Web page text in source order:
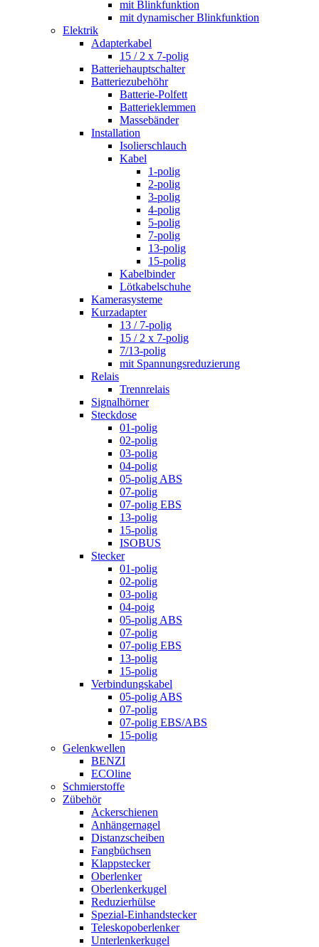
mit Blinkfunktion
mit dynamischer Blinkfunktion
Elektrik
Adapterkabel
15 / 2 x 7-polig
Batteriehauptschalter
Batteriezubehöhr
Batterie-Polfett
Batterieklemmen
Massebänder
Installation
Isolierschlauch
Kabel
1-polig
2-polig
3-polig
4-polig
5-polig
7-polig
13-polig
15-polig
Kabelbinder
Lötkabelschuhe
Kamerasysteme
Kurzadapter
13 / 7-polig
15 / 2 x 7-polig
7/13-polig
mit Spannungsreduzierung
Relais
Trennrelais
Signalhörner
Steckdose
01-polig
02-polig
03-polig
04-polig
05-polig ABS
07-polig
07-polig EBS
13-polig
15-polig
ISOBUS
Stecker
01-polig
02-polig
03-polig
04-poig
05-polig ABS
07-polig
07-polig EBS
13-polig
15-polig
Verbindungskabel
05-polig ABS
07-polig
07-polig EBS/ABS
15-polig
Gelenkwellen
BENZI
ECOline
Schmierstoffe
Zübehör
Ackerschienen
Anhängernagel
Distanzscheiben
Fangbüchsen
Klappstecker
Oberlenker
Oberlenkerkugel
Reduzierhülse
Spezial-Einhandstecker
Teleskopoberlenker
Unterlenkerkugel